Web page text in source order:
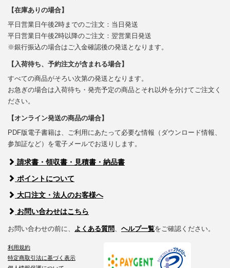
【在庫ありの場合】
平日営業日午後2時までのご注文：当日発送
平日営業日午後2時以降のご注文：翌営業日発送
※銀行振込の場合はご入金確認後の発送となります。
【入荷待ち、予約注文が含まれる場合】
すべての商品がそろい次第の発送となります。
お急ぎの場合は入荷待ち・発売予定の商品とそれ以外を分けてご注文く
ださい。
【オンライン発送の商品の場合】
PDF版電子書籍は、ご利用にあたって必要な情報（ダウンロード情報、
参加証など）を電子メールでお送りします。
請求書・領収書・見積書・納品書
ポイントについて
大口注文・法人のお客様へ
お問い合わせはこちら
お問い合わせの前に、 よくある質問、 ヘルプ一覧をご確認ください。
利用規約
特定商取引法に基づく表示